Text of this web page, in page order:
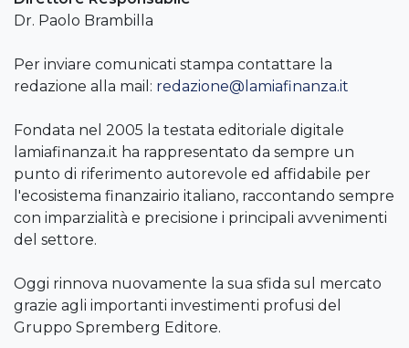
Dr. Paolo Brambilla
Per inviare comunicati stampa contattare la
redazione alla mail: redazione@lamiafinanza.it
Fondata nel 2005 la testata editoriale digitale
lamiafinanza.it ha rappresentato da sempre un
punto di riferimento autorevole ed affidabile per
l'ecosistema finanzairio italiano, raccontando sempre
con imparzialità e precisione i principali avvenimenti
del settore.
Oggi rinnova nuovamente la sua sfida sul mercato
grazie agli importanti investimenti profusi del
Gruppo Spremberg Editore.